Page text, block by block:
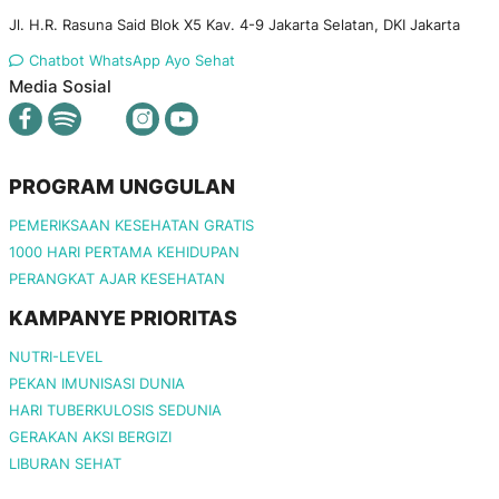
Jl. H.R. Rasuna Said Blok X5 Kav. 4-9 Jakarta Selatan, DKI Jakarta
Chatbot WhatsApp Ayo Sehat
Media Sosial
PROGRAM UNGGULAN
PEMERIKSAAN KESEHATAN GRATIS
1000 HARI PERTAMA KEHIDUPAN
PERANGKAT AJAR KESEHATAN
KAMPANYE PRIORITAS
NUTRI-LEVEL
PEKAN IMUNISASI DUNIA
HARI TUBERKULOSIS SEDUNIA
GERAKAN AKSI BERGIZI
LIBURAN SEHAT